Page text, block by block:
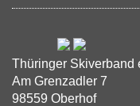
Thüringer Skiverband
Am Grenzadler 7
98559 Oberhof